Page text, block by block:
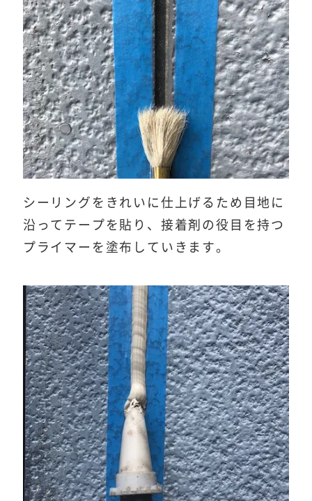
シーリングをきれいに仕上げるため目地に
沿ってテープを貼り、接着剤の役目を持つ
プライマーを塗布していきます。